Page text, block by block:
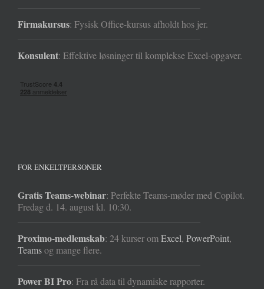
Firmakursus: Fysisk Office-kursus afholdt hos jer.
Konsulent: Effektive løsninger til komplekse Excel-opgaver.
FOR ENKELTPERSONER
Gratis Teams-webinar: Perfekte Teams-møder med Copilot.
Fredag d. 14. august kl. 10:30.
Proximo-medlemskab: 24 kurser omExcel, PowerPoint,
Teamsog mange flere.
Power BI Pro: Fra rå data til dynamiske rapporter.